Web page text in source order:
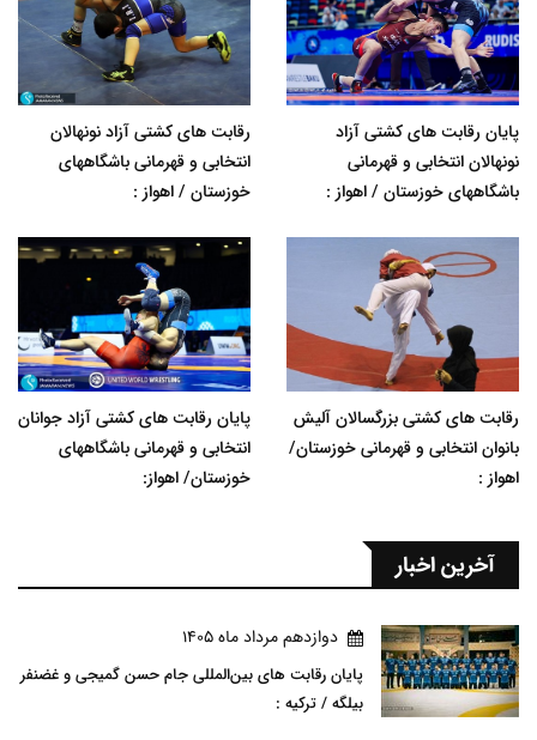
پایان رقابت های کشتی آزاد
نونهالان انتخابی و قهرمانی
باشگاههای خوزستان / اهواز :
رقابت های کشتی آزاد نونهالان
انتخابی و قهرمانی باشگاههای
خوزستان / اهواز :
رقابت های کشتی بزرگسالان آلیش
بانوان انتخابی و قهرمانی خوزستان/
اهواز :
پایان رقابت های کشتی آزاد جوانان
انتخابی و قهرمانی باشگاههای
خوزستان/ اهواز:
آخرین اخبار
دوازدهم مرداد ماه 1405
پایان رقابت های بین‌المللی جام حسن گمیجی و غضنفر
بیلگه / ترکیه :